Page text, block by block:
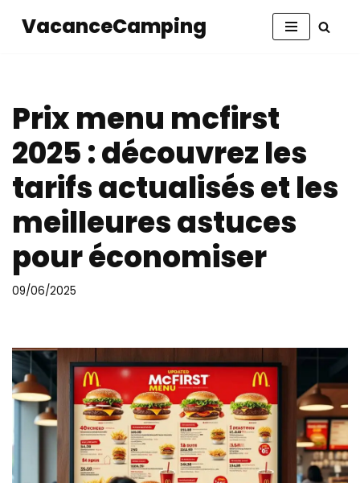
VacanceCamping
Prix menu mcfirst
2025 : découvrez les
tarifs actualisés et les
meilleures astuces
pour économiser
09/06/2025